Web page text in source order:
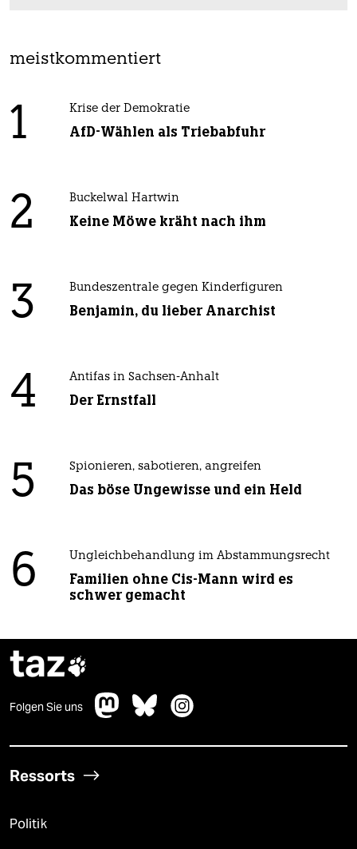
meistkommentiert
1 Krise der Demokratie
AfD-Wählen als Triebabfuhr
2 Buckelwal Hartwin
Keine Möwe kräht nach ihm
3 Bundeszentrale gegen Kinderfiguren
Benjamin, du lieber Anarchist
4 Antifas in Sachsen-Anhalt
Der Ernstfall
5 Spionieren, sabotieren, angreifen
Das böse Ungewisse und ein Held
6 Ungleichbehandlung im Abstammungsrecht
Familien ohne Cis-Mann wird es
schwer gemacht
taz
Folgen Sie uns
Ressorts
Politik